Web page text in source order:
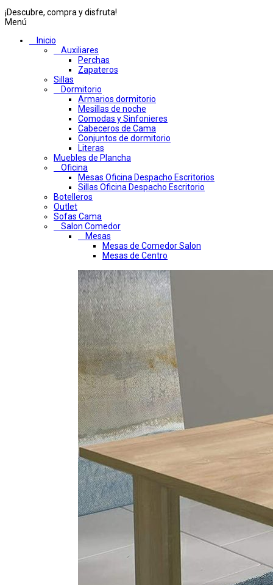
¡Descubre, compra y disfruta!
Menú
Inicio
Auxiliares
Perchas
Zapateros
Sillas
Dormitorio
Armarios dormitorio
Mesillas de noche
Comodas y Sinfonieres
Cabeceros de Cama
Conjuntos de dormitorio
Literas
Muebles de Plancha
Oficina
Mesas Oficina Despacho Escritorios
Sillas Oficina Despacho Escritorio
Botelleros
Outlet
Sofas Cama
Salon Comedor
Mesas
Mesas de Comedor Salon
Mesas de Centro